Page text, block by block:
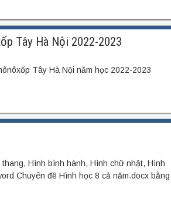
Tây Hà Nội 2022-2023
Tây Hà Nội năm học 2022-2023
Hình bình hành, Hình chữ nhật, Hình
Chuyên đề Hình học 8 cả năm.docx bằng